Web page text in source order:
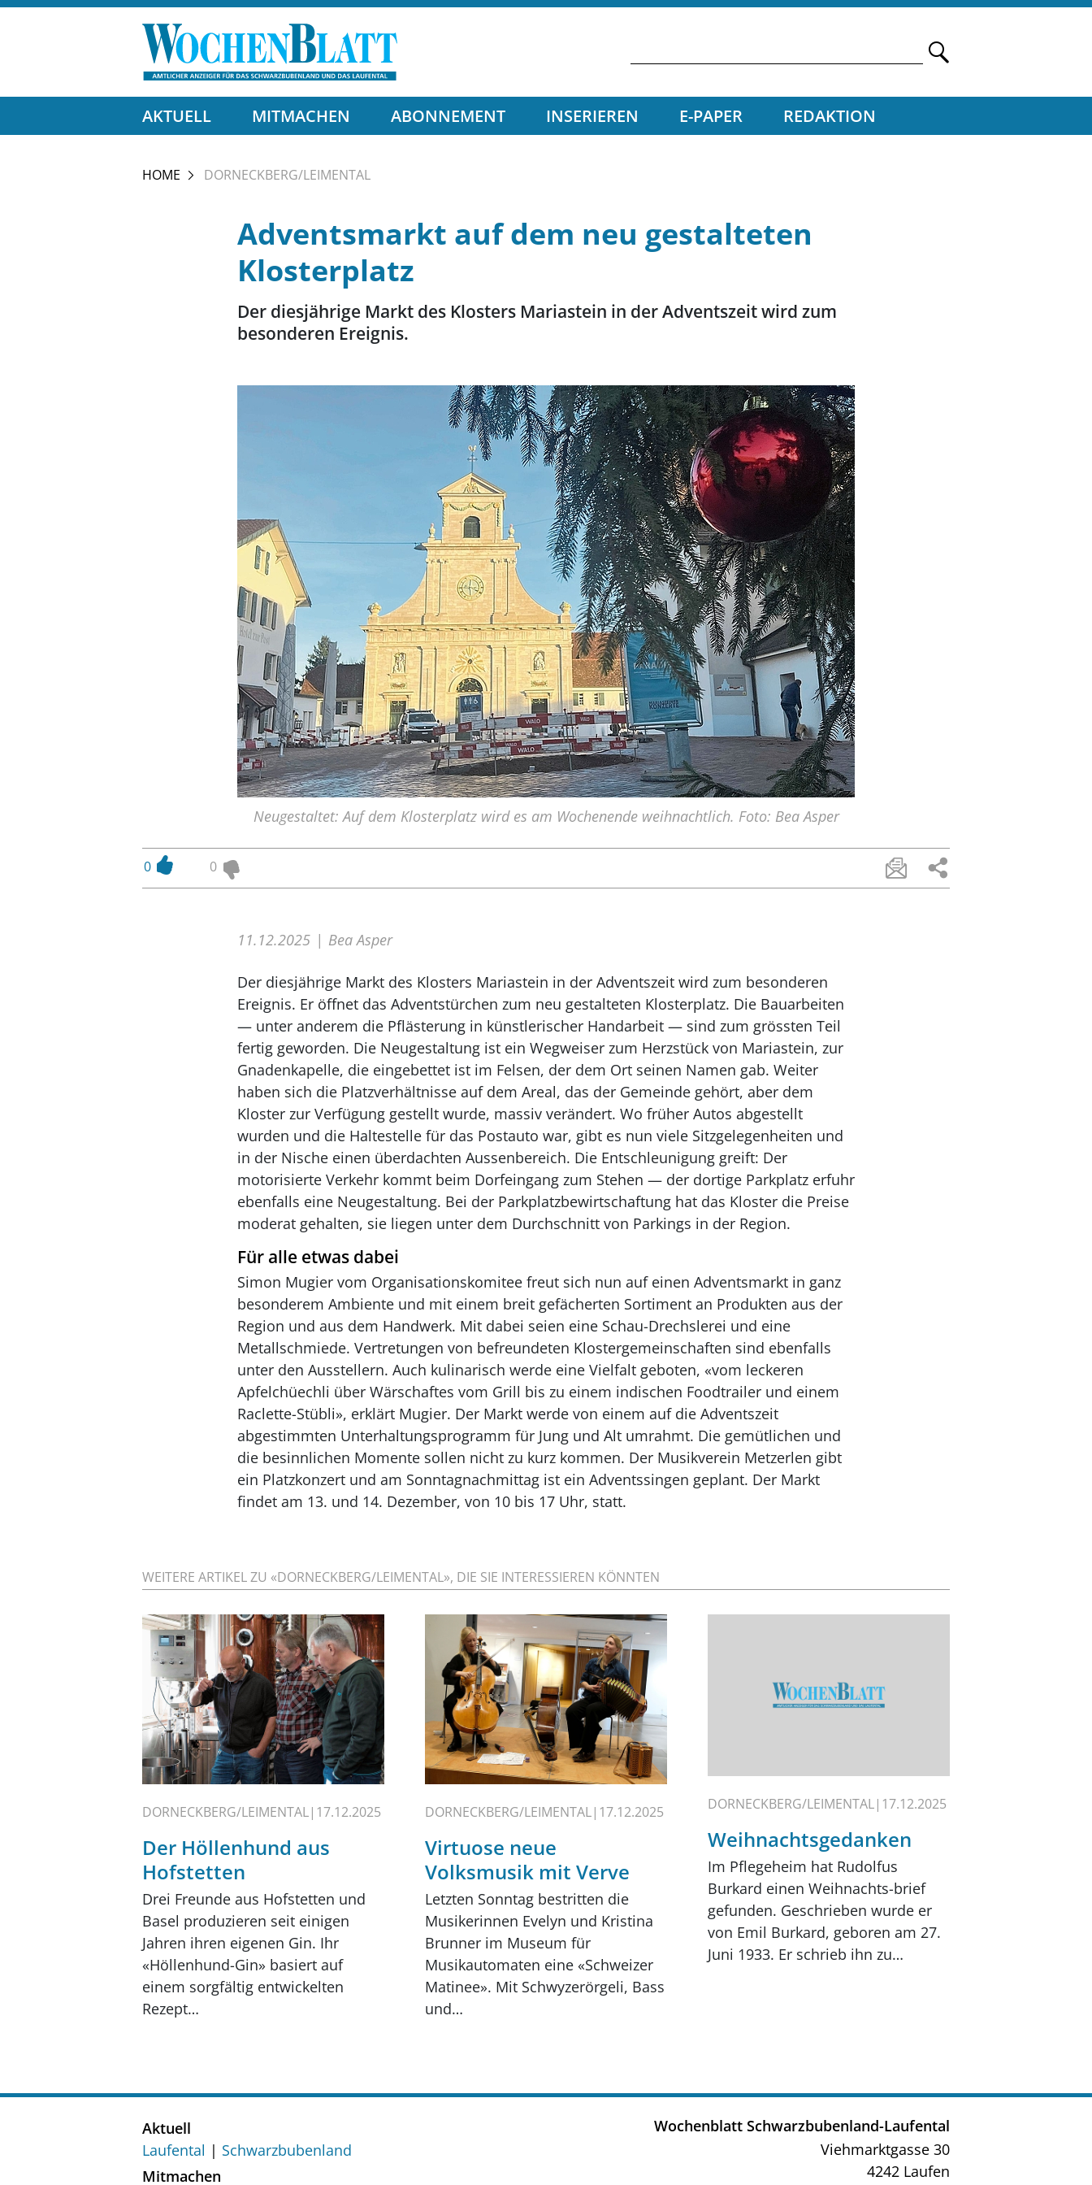
AKTUELL MITMACHEN ABONNEMENT INSERIEREN E-PAPER REDAKTION
HOME DORNECKBERG/LEIMENTAL
Adventsmarkt auf dem neu gestalteten
Klosterplatz
Der diesjährige Markt des Klosters Mariastein in der Adventszeit wird zum
besonderen Ereignis.
Neugestaltet: Auf dem Klosterplatz wird es am Wochenende weihnachtlich. Foto: Bea Asper
0 0
11.12.2025 Bea Asper
Der diesjährige Markt des Klosters Mariastein in der Adventszeit wird zum besonderen
Ereignis. Er öffnet das Adventstürchen zum neu gestalteten Klosterplatz. Die Bauarbeiten
— unter anderem die Pflästerung in künstlerischer Handarbeit — sind zum grössten Teil
fertig geworden. Die Neugestaltung ist ein Wegweiser zum Herzstück von Mariastein, zur
Gnadenkapelle, die eingebettet ist im Felsen, der dem Ort seinen Namen gab. Weiter
haben sich die Platzverhältnisse auf dem Areal, das der Gemeinde gehört, aber dem
Kloster zur Verfügung gestellt wurde, massiv verändert. Wo früher Autos abgestellt
wurden und die Haltestelle für das Postauto war, gibt es nun viele Sitzgelegenheiten und
in der Nische einen überdachten Aussenbereich. Die Entschleunigung greift: Der
motorisierte Verkehr kommt beim Dorfeingang zum Stehen — der dortige Parkplatz erfuhr
ebenfalls eine Neugestaltung. Bei der Parkplatzbewirtschaftung hat das Kloster die Preise
moderat gehalten, sie liegen unter dem Durchschnitt von Parkings in der Region.
Für alle etwas dabei
Simon Mugier vom Organisationskomitee freut sich nun auf einen Adventsmarkt in ganz
besonderem Ambiente und mit einem breit gefächerten Sortiment an Produkten aus der
Region und aus dem Handwerk. Mit dabei seien eine Schau-Drechslerei und eine
Metallschmiede. Vertretungen von befreundeten Klostergemeinschaften sind ebenfalls
unter den Ausstellern. Auch kulinarisch werde eine Vielfalt geboten, «vom leckeren
Apfelchüechli über Wärschaftes vom Grill bis zu einem indischen Foodtrailer und einem
Raclette-Stübli», erklärt Mugier. Der Markt werde von einem auf die Adventszeit
abgestimmten Unterhaltungsprogramm für Jung und Alt umrahmt. Die gemütlichen und
die besinnlichen Momente sollen nicht zu kurz kommen. Der Musikverein Metzerlen gibt
ein Platzkonzert und am Sonntagnachmittag ist ein Adventssingen geplant. Der Markt
findet am 13. und 14. Dezember, von 10 bis 17 Uhr, statt.
WEITERE ARTIKEL ZU «DORNECKBERG/LEIMENTAL», DIE SIE INTERESSIEREN KÖNNTEN
DORNECKBERG/LEIMENTAL 17.12.2025
Der Höllenhund aus
Hofstetten
Drei Freunde aus Hofstetten und
Basel produzieren seit einigen
Jahren ihren eigenen Gin. Ihr
«Höllenhund-Gin» basiert auf
einem sorgfältig entwickelten
Rezept…
DORNECKBERG/LEIMENTAL 17.12.2025
Virtuose neue
Volksmusik mit Verve
Letzten Sonntag bestritten die
Musikerinnen Evelyn und Kristina
Brunner im Museum für
Musikautomaten eine «Schweizer
Matinee». Mit Schwyzerörgeli, Bass
und…
DORNECKBERG/LEIMENTAL 17.12.2025
Weihnachtsgedanken
Im Pflegeheim hat Rudolfus
Burkard einen Weihnachts-brief
gefunden. Geschrieben wurde er
von Emil Burkard, geboren am 27.
Juni 1933. Er schrieb ihn zu…
Aktuell
Laufental
Schwarzbubenland
Mitmachen
Wochenblatt Schwarzbubenland-Laufental
Viehmarktgasse 30
4242 Laufen